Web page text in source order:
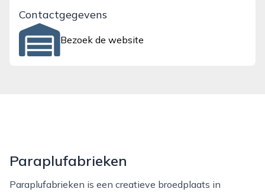
Contactgegevens
Bezoek de website
Paraplufabrieken
Paraplufabrieken is een creatieve broedplaats in